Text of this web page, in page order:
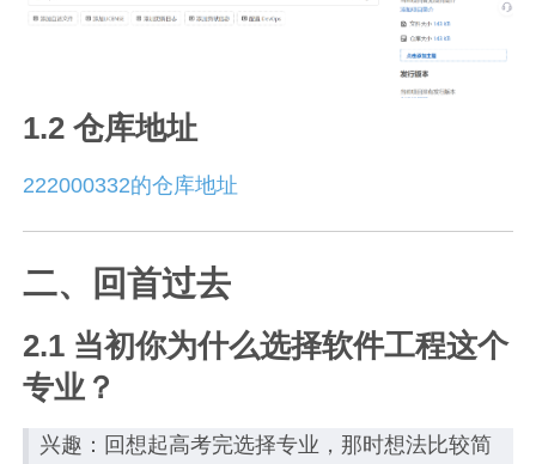
1.2 仓库地址
222000332的仓库地址
二、回首过去
2.1 当初你为什么选择软件工程这个
专业？
兴趣：回想起高考完选择专业，那时想法比较简